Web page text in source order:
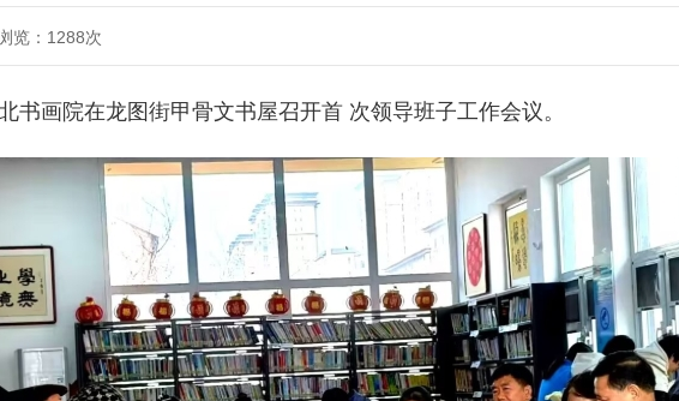
览：1288次
画院在龙图街甲骨文书屋召开首 次领导班子工作会议。